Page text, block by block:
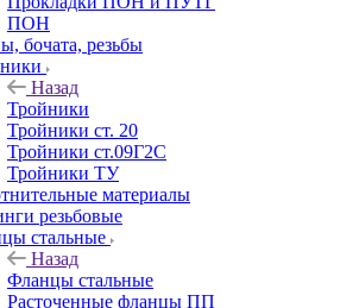
ПОН
бочата, резьбы
Назад
Тройники
Тройники ст. 20
Тройники ст.09Г2С
Тройники ТУ
материалы
резьбовые
стальные
Назад
Фланцы стальные
Расточенные фланцы ПП